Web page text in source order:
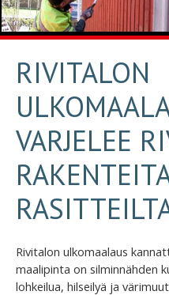
RIVITALON
VARJELEE
Rivitalon ulkomaalaus
maalipinta on silminnähden
lohkeilua, hilseilyä ja